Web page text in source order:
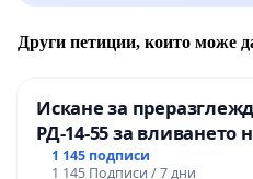
Други петиции, които може
Искане за
РД-14-55 за вливането
гимназия по
1 145 подписи
1 145 Подписи / 7 дни